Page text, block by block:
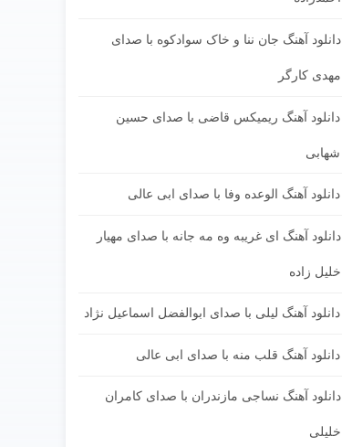
دانلود آهنگ جان ننا و خاک سوادکوه با صدای
مهدی کارگر
دانلود آهنگ ریمیکس قاضی با صدای حسین
شهابی
دانلود آهنگ الوعده وفا با صدای ابی عالی
دانلود آهنگ ای غریبه وه مه جانه با صدای مهیار
خلیل زاده
دانلود آهنگ لیلی با صدای ابوالفضل اسماعیل نژاد
دانلود آهنگ قلب منه با صدای ابی عالی
دانلود آهنگ نساجی مازندران با صدای کامران
خلیلی